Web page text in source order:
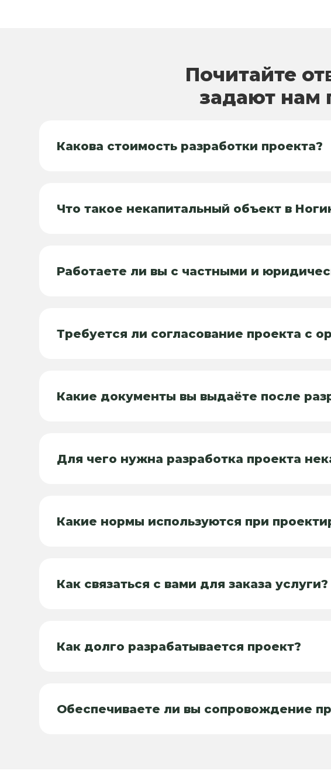
Почитайте
задают нам
Какова стоимость разработки проекта?
Что такое некапитальный объект в
Работаете ли вы с частными и
Требуется ли согласование проекта с
Какие документы вы выдаёте после
Для чего нужна разработка проекта
Какие нормы используются при
Как связаться с вами для заказа услуги?
Как долго разрабатывается проект?
Обеспечиваете ли вы сопровождение